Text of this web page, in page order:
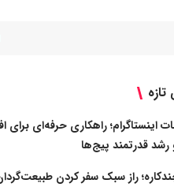
اینستاگرام؛ راهکاری حرفه‌ای برای
قدرتمند پیج‌ها
راز سبک سفر کردن